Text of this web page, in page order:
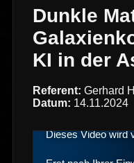
Dunkle
KI in der
Referent: Gerhard
Datum: 14.11.2024
Dieses Video wird